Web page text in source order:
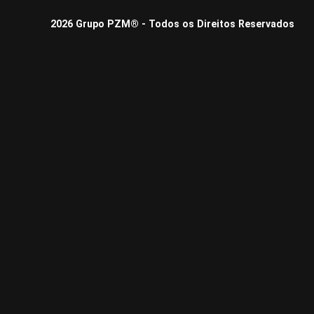
2026 Grupo PZM® - Todos os Direitos Reservados